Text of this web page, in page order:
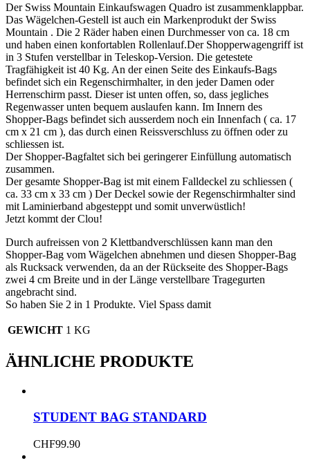
Der Swiss Mountain Einkaufswagen Quadro ist zusammenklappbar.
Das Wägelchen-Gestell ist auch ein Markenprodukt der Swiss
Mountain . Die 2 Räder haben einen Durchmesser von ca. 18 cm
und haben einen konfortablen Rollenlauf.Der Shopperwagengriff ist
in 3 Stufen verstellbar in Teleskop-Version. Die getestete
Tragfähigkeit ist 40 Kg. An der einen Seite des Einkaufs-Bags
befindet sich ein Regenschirmhalter, in den jeder Damen oder
Herrenschirm passt. Dieser ist unten offen, so, dass jegliches
Regenwasser unten bequem auslaufen kann. Im Innern des
Shopper-Bags befindet sich ausserdem noch ein Innenfach ( ca. 17
cm x 21 cm ), das durch einen Reissverschluss zu öffnen oder zu
schliessen ist.
Der Shopper-Bagfaltet sich bei geringerer Einfüllung automatisch
zusammen.
Der gesamte Shopper-Bag ist mit einem Falldeckel zu schliessen (
ca. 33 cm x 33 cm ) Der Deckel sowie der Regenschirmhalter sind
mit Laminierband abgesteppt und somit unverwüstlich!
Jetzt kommt der Clou!
Durch aufreissen von 2 Klettbandverschlüssen kann man den
Shopper-Bag vom Wägelchen abnehmen und diesen Shopper-Bag
als Rucksack verwenden, da an der Rückseite des Shopper-Bags
zwei 4 cm Breite und in der Länge verstellbare Tragegurten
angebracht sind.
So haben Sie 2 in 1 Produkte. Viel Spass damit
GEWICHT 1 KG
ÄHNLICHE PRODUKTE
STUDENT BAG STANDARD
CHF99.90